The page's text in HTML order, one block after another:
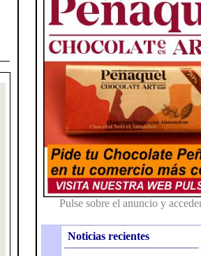
Noticias recientes
-----------------------------------------------------------------